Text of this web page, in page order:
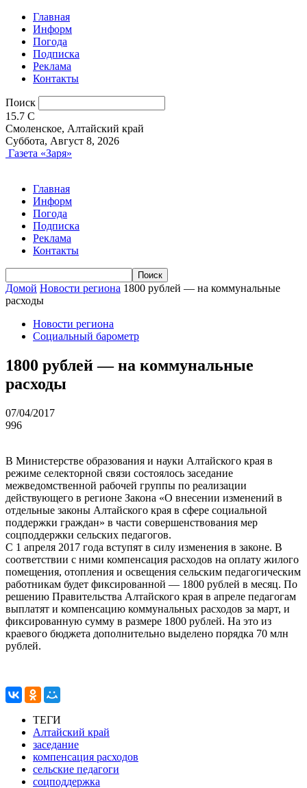
Главная
Информ
Погода
Подписка
Реклама
Контакты
Поиск
15.7 C
Смоленское, Алтайский край
Суббота, Август 8, 2026
Газета «Заря»
Главная
Информ
Погода
Подписка
Реклама
Контакты
Домой Новости региона 1800 рублей — на коммунальные
расходы
Новости региона
Социальный барометр
1800 рублей — на коммунальные
расходы
07/04/2017
996
В Министерстве образования и науки Алтайского края в
режиме селекторной связи состоялось заседание
межведомственной рабочей группы по реализации
действующего в регионе Закона «О внесении изменений в
отдельные законы Алтайского края в сфере социальной
поддержки граждан» в части совершенствования мер
соцподдержки сельских педагогов.
С 1 апреля 2017 года вступят в силу изменения в законе. В
соответствии с ними компенсация расходов на оплату жилого
помещения, отопления и освещения сельским педагогическим
работникам будет фиксированной — 1800 рублей в месяц. По
решению Правительства Алтайского края в апреле педагогам
выплатят и компенсацию коммунальных расходов за март, и
фиксированную сумму в размере 1800 рублей. На это из
краевого бюджета дополнительно выделено порядка 70 млн
рублей.
ТЕГИ
Алтайский край
заседание
компенсация расходов
сельские педагоги
соцподдержка